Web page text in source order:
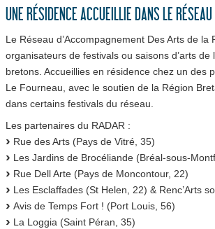
UNE RÉSIDENCE ACCUEILLIE DANS LE
Le Réseau d’Accompagnement Des Arts de
organisateurs de festivals ou saisons d’arts
bretons. Accueillies en résidence chez un des
Le Fourneau, avec le soutien de la Région
dans certains festivals du réseau.
Les partenaires du RADAR :
Rue des Arts (Pays de Vitré, 35)
Les Jardins de Brocéliande (Bréal-sous-
Rue Dell Arte (Pays de Moncontour, 22)
Les Esclaffades (St Helen, 22) & Renc’Arts
Avis de Temps Fort ! (Port Louis, 56)
La Loggia (Saint Péran, 35)